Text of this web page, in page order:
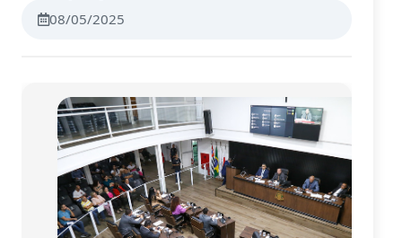
08/05/2025